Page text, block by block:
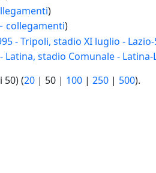
)
collegamenti)
- Tripoli, stadio XI luglio -
Latina, stadio Comunale - Latina-
50) (20 | 50 | 100 | 250 | 500).